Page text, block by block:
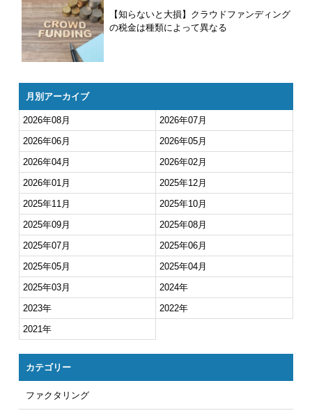
【知らないと大損】クラウドファンディング
の税金は種類によって異なる
月別アーカイブ
2026年08月
2026年07月
2026年06月
2026年05月
2026年04月
2026年02月
2026年01月
2025年12月
2025年11月
2025年10月
2025年09月
2025年08月
2025年07月
2025年06月
2025年05月
2025年04月
2025年03月
2024年
2023年
2022年
2021年
カテゴリー
ファクタリング